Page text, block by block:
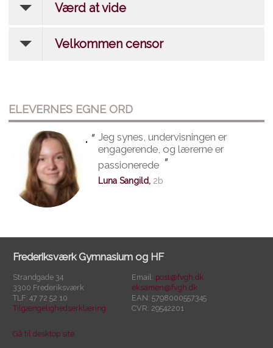
Værd at vide
Velkommen censor
ELEVERNES EGNE ORD
" " Jeg synes, undervisningen er
engagerende, og lærerne er
passionerede "
Luna Sangild, 2b
Frederiksværk Gymnasium og HF
Strandgade 34
3300 Frederiksværk
TLF: 47 72 52 10
Tilgængelighedserklæring
Email: post@fvgh.dk
eksamen@fvgh.dk
EAN: 5798000557345
CVR: 29542201
Gå til desktop site